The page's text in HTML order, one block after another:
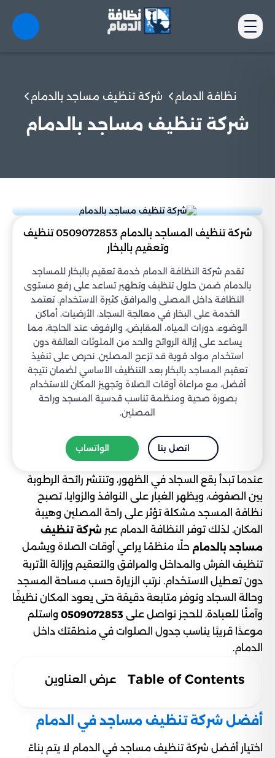
نظافة الدمام شركة تنظيف مساجد بالدمام
شركة تنظيف مساجد بالدمام
شركة تنظيف المساجد بالدمام 0509072853 تنظيف
وتعقيم بالبخار
تقدم شركة النظافة الدمام خدمة تعقيم بالبخار للمساجد
بالدمام ضمن حلول تنظيف وتطهير تساعد على رفع مستوى
النظافة داخل المصلى والمرافق كثيرة الاستخدام. تعتمد
الخدمة على البخار في معالجة السجاد، الأرضيات، أماكن
الوضوء، دورات المياه، المقابض، والرفوف عند الحاجة، مما
يساعد على إزالة الروائح والحد من الملوثات العالقة دون
استخدام مواد قوية قد تزعج المصلين. نحرص على تنفيذ
تعقيم المساجد بالبخار بعد التنظيف الأساسي لضمان نتيجة
أفضل، مع مراعاة أوقات الصلاة وتجهيز المكان للاستخدام
بصورة صحية ومنظمة تناسب قدسية المسجد وراحة
المصلين.
اتصل بنا الواتساب
عندما تبدأ بقع السجاد في الظهور، وتنتشر رائحة الرطوبة
بين الصفوف، ويظهر الغبار على النوافذ والزوايا، تصبح
نظافة المسجد مشكلة تؤثر على راحة المصلين وهيبة
المكان. لذلك توفر النظافة الدمام عبر شركة تنظيف
مساجد بالدمام حلًا منظمًا يراعي أوقات الصلاة ويشمل
تنظيف الفرش والمداخل والمرافق والتعقيم وإزالة الأتربة
دون تعطيل الاستخدام. نرتب الزيارة حسب مساحة المسجد
وحالة السجاد ونوفر متابعة دقيقة حتى يعود المكان نظيفًا
وآمنًا للعبادة. للحجز تواصل على 0509072853 واستلم
موعدًا قريبًا يناسب جدول الصلوات في منطقتك داخل
الدمام.
Table of Contents عرض العناوين
أفضل شركة تنظيف مساجد في الدمام
اختيار أفضل شركة تنظيف مساجد في الدمام لا يتم بناءً